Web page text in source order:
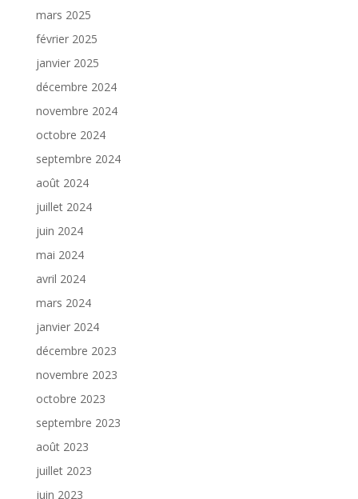
mars 2025
février 2025
janvier 2025
décembre 2024
novembre 2024
octobre 2024
septembre 2024
août 2024
juillet 2024
juin 2024
mai 2024
avril 2024
mars 2024
janvier 2024
décembre 2023
novembre 2023
octobre 2023
septembre 2023
août 2023
juillet 2023
juin 2023